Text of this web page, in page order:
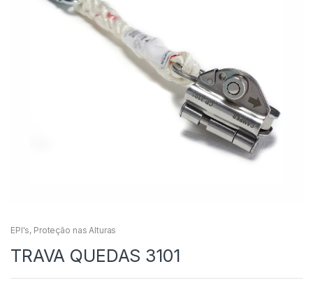
EPI's, Proteção nas Alturas
TRAVA QUEDAS 3101